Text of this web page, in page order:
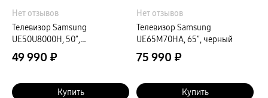
Нет отзывов
Телевизор Samsung
UE50U8000H, 50″,
черный+серый
49 990 ₽
Купить
Нет отзывов
Телевизор Samsung
UE65M70HA, 65″, черный
75 990 ₽
Купить